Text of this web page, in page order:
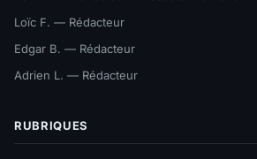
Loïc F. — Rédacteur
Edgar B. — Rédacteur
Adrien L. — Rédacteur
RUBRIQUES